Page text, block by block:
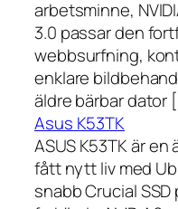
arbetsminne,
3.0 passar den
webbsurfning,
enklare
äldre bärbar dator
Asus K53TK
ASUS K53TK är
fått nytt liv med
snabb Crucial SSD